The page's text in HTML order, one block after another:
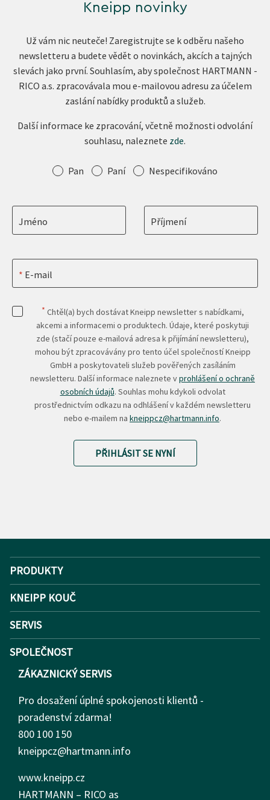
Kneipp novinky
Už vám nic neuteče! Zaregistrujte se k odběru našeho
newsletteru a budete vědět o novinkách, akcích a tajných
slevách jako první. Souhlasím, aby společnost HARTMANN -
RICO a.s. zpracovávala mou e-mailovou adresu za účelem
zaslání nabídky produktů a služeb.
Další informace ke zpracování, včetně možnosti odvolání
souhlasu, naleznete zde.
Oslovení Pan Paní Nespecifikováno
Jméno Příjmení
E-mail
* Chtěl(a) bych dostávat Kneipp newsletter s nabídkami,
akcemi a informacemi o produktech. Údaje, které poskytuji
zde (stačí pouze e-mailová adresa k přijímání newsletteru),
mohou být zpracovávány pro tento účel společností Kneipp
GmbH a poskytovateli služeb pověřených zasíláním
newsletteru. Další informace naleznete vprohlášení o ochraně
osobních údajů. Souhlas mohu kdykoli odvolat
prostřednictvím odkazu na odhlášení v každém newsletteru
nebo e-mailem na kneippcz@hartmann.info.
PŘIHLÁSIT SE NYNÍ
PRODUKTY
KNEIPP KOUČ
SERVIS
SPOLEČNOST
ZÁKAZNICKÝ SERVIS
Pro dosažení úplné spokojenosti klientů -
poradenství zdarma!
800 100 150
kneippcz@hartmann.info
www.kneipp.cz
HARTMANN – RICO as